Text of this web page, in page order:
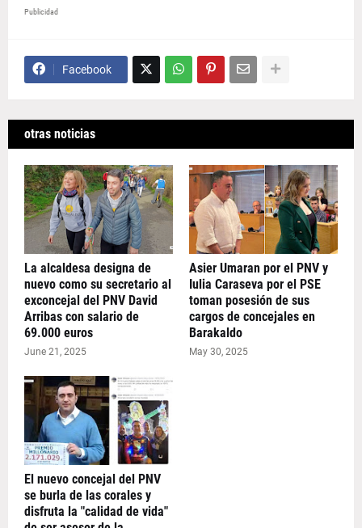
Publicidad
Facebook
otras noticias
La alcaldesa designa de
nuevo como su secretario al
exconcejal del PNV David
Arribas con salario de
69.000 euros
June 21, 2025
Asier Umaran por el PNV y
Iulia Caraseva por el PSE
toman posesión de sus
cargos de concejales en
Barakaldo
May 30, 2025
El nuevo concejal del PNV
se burla de las corales y
disfruta la "calidad de vida"